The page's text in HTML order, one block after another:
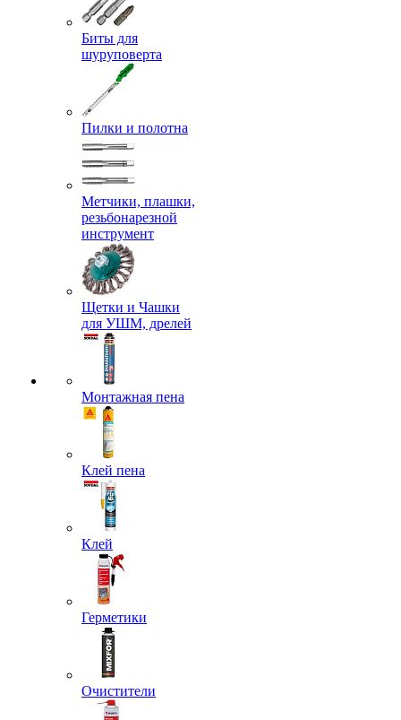
Биты для
шуруповерта
Пилки и полотна
Метчики, плашки,
резьбонарезной
инструмент
Щетки и Чашки
для УШМ, дрелей
Монтажная пена
Клей пена
Клей
Герметики
Очистители